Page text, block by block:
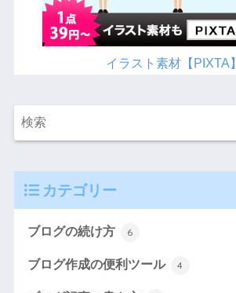
イラスト素材【PIXTA】
カテゴリー
ブログの続け方 6
ブログ作成の便利ツール 4